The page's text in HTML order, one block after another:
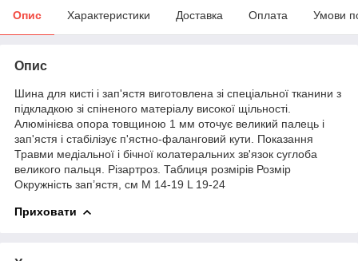
Опис Характеристики Доставка Оплата Умови
Опис
Шина для кисті і зап'ястя виготовлена зі спеціальної тканини з
підкладкою зі спіненого матеріалу високої щільності.
Алюмінієва опора товщиною 1 мм оточує великий палець і
зап'ястя і стабілізує п'ястно-фаланговий кути. Показання
Травми медіальної і бічної колатеральних зв'язок суглоба
великого пальця. Різартроз. Таблиця розмірів Розмір
Окружність зап’ястя, см M 14-19 L 19-24
Приховати